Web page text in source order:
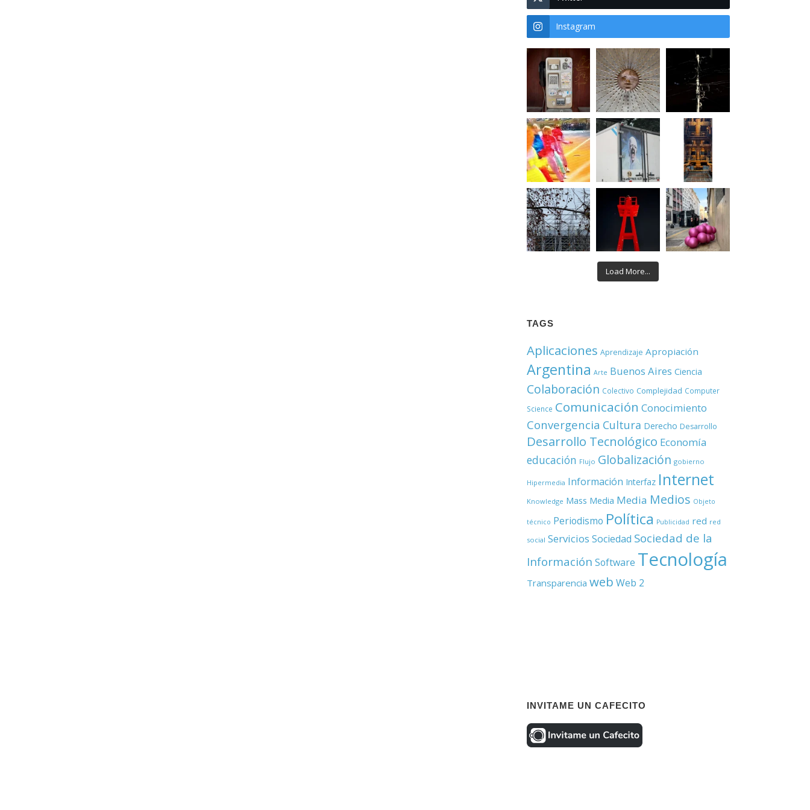
Instagram
Load More...
TAGS
Aplicaciones Aprendizaje Apropiación
Argentina Arte Buenos Aires Ciencia
Colaboración Colectivo Complejidad Computer
Science Comunicación Conocimiento
Convergencia Cultura Derecho Desarrollo
Desarrollo Tecnológico Economía
educación Flujo Globalización gobierno
Hipermedia Información Interfaz Internet
Knowledge Mass Media Media Medios Objeto
técnico Periodismo Política Publicidad red red
social Servicios Sociedad Sociedad de la
Información Software Tecnología
Transparencia web Web 2
INVITAME UN CAFECITO